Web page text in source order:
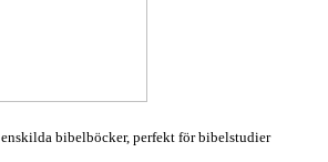
enskilda bibelböcker, perfekt för bibelstudier